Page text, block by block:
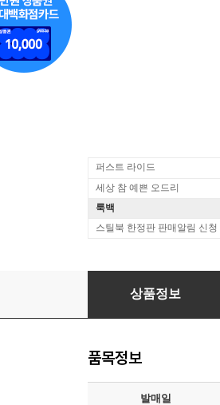
퍼스트 라이드
세상 참 예쁜 오드리
룩백
스틸북 한정판 판매알림 신청
Rush - Moving
상품정보
품목정보
발매일